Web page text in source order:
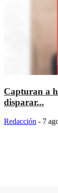
Capturan a
disparar...
Redacción - 7